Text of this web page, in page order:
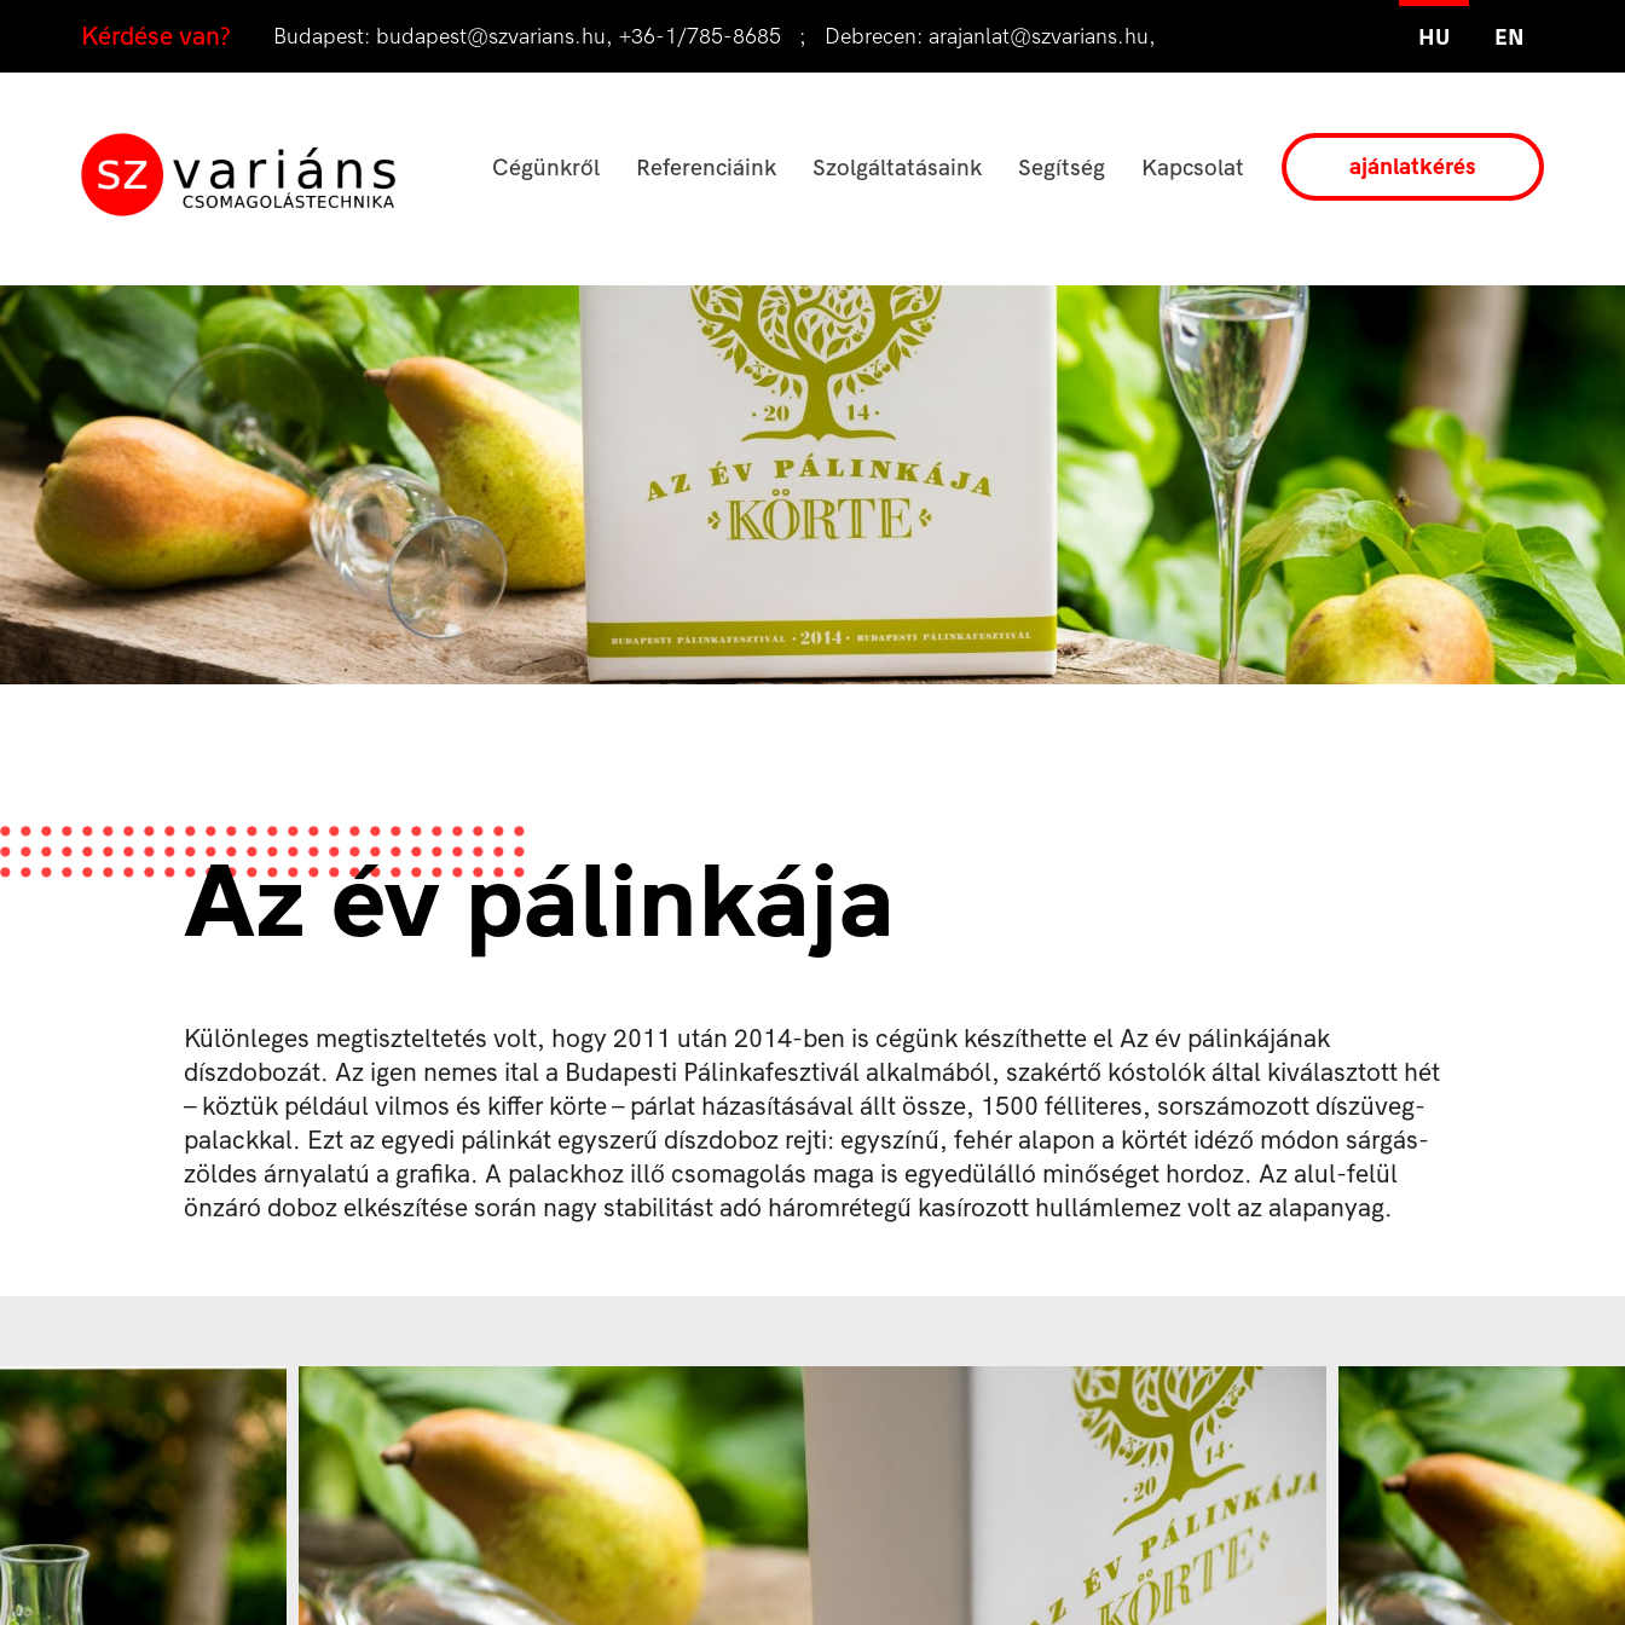
Kérdése van? Budapest: budapest@szvarians.hu, +36-1/785-8685 ; Debrecen: arajanlat@szvarians.hu, HU EN
Cégünkről Referenciáink Szolgáltatásaink Segítség Kapcsolat ajánlatkérés
Az év pálinkája
Különleges megtiszteltetés volt, hogy 2011 után 2014-ben is cégünk készíthette el Az év pálinkájának
díszdobozát. Az igen nemes ital a Budapesti Pálinkafesztivál alkalmából, szakértő kóstolók által kiválasztott hét
– köztük például vilmos és kiffer körte – párlat házasításával állt össze, 1500 félliteres, sorszámozott díszüveg-
palackkal. Ezt az egyedi pálinkát egyszerű díszdoboz rejti: egyszínű, fehér alapon a körtét idéző módon sárgás-
zöldes árnyalatú a grafika. A palackhoz illő csomagolás maga is egyedülálló minőséget hordoz. Az alul-felül
önzáró doboz elkészítése során nagy stabilitást adó háromrétegű kasírozott hullámlemez volt az alapanyag.